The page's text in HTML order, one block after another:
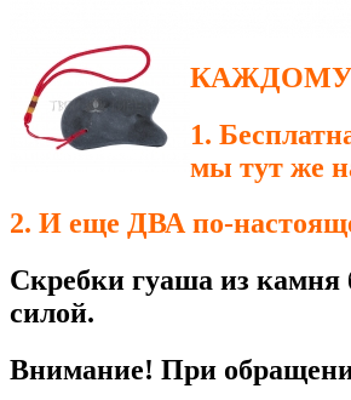
КАЖДОМУ
1.
мы тут же
2. И еще ДВА по-
Скребки гуаша из камня
силой.
Внимание! При